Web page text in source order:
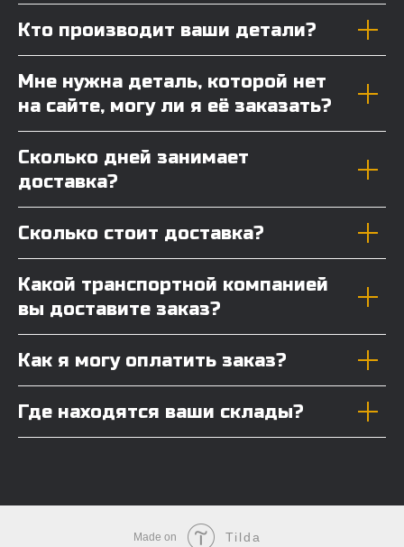
Кто производит ваши детали?
Мне нужна деталь, которой нет
на сайте, могу ли я её заказать?
Сколько дней занимает
доставка?
Сколько стоит доставка?
Какой транспортной компанией
вы доставите заказ?
Как я могу оплатить заказ?
Где находятся ваши склады?
Made on Tilda